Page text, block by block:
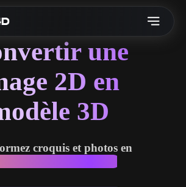
une
2D en
3D
croquis et photos en